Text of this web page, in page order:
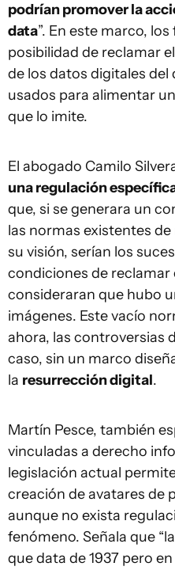
podrían promover la
data”. En este marco,
posibilidad de reclamar
de los datos digitales
usados para alimentar
que lo imite.
El abogado Camilo
una regulación
que, si se generara un
las normas existentes
su visión, serían los
condiciones de reclamar
consideraran que hubo
imágenes. Este vacío
ahora, las controversias
caso, sin un marco
la resurrección digital.
Martín Pesce, también
vinculadas a derecho
legislación actual
creación de avatares de
aunque no exista
fenómeno. Señala que
que data de 1937 pero